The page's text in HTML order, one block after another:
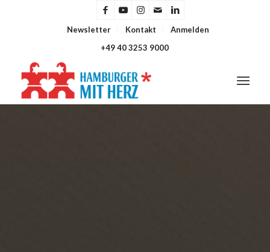
Newsletter Kontakt
Anmelden
+49 40 3253 9000